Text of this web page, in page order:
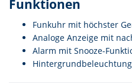
Funktionen
Funkuhr mit höchster
Analoge Anzeige mit
Alarm mit Snooze-
Hintergrundbeleuchtung